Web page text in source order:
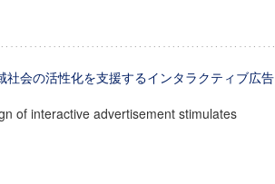
会の活性化を支援するインタラクティブ広告
of interactive advertisement stimulates